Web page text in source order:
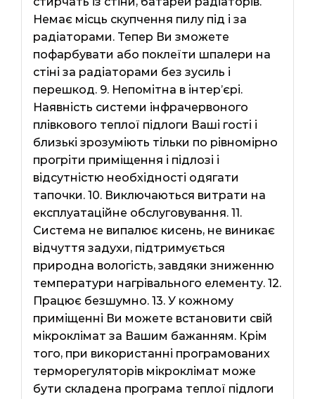
Немає місць скупчення пилу під і за
радіаторами. Тепер Ви зможете
пофарбувати або поклеїти шпалери на
стіні за радіаторами без зусиль і
перешкод. 9. Непомітна в інтер’єрі.
Наявність системи інфрачервоного
плівкового теплої підлоги Ваші гості і
близькі зрозуміють тільки по рівномірно
прогріти приміщення і підлозі і
відсутністю необхідності одягати
тапочки. 10. Виключаються витрати на
експлуатаційне обслуговування. 11.
Система не випалює кисень, не виникає
відчуття задухи, підтримується
природна вологість, завдяки зниженню
температури нагрівального елементу. 12.
Працює безшумно. 13. У кожному
приміщенні Ви можете встановити свій
мікроклімат за Вашим бажанням. Крім
того, при використанні програмованих
терморегуляторів мікроклімат може
бути складена програма теплої підлоги